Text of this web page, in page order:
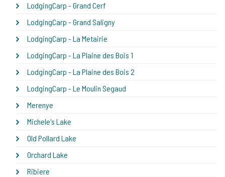
LodgingCarp - Grand Cerf
LodgingCarp - Grand Saligny
LodgingCarp - La Metairie
LodgingCarp - La Plaine des Bois 1
LodgingCarp - La Plaine des Bois 2
LodgingCarp - Le Moulin Segaud
Merenye
Michele's Lake
Old Pollard Lake
Orchard Lake
Ribiere